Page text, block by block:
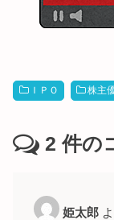
ＩＰＯ 株主
2 件の
姫太郎